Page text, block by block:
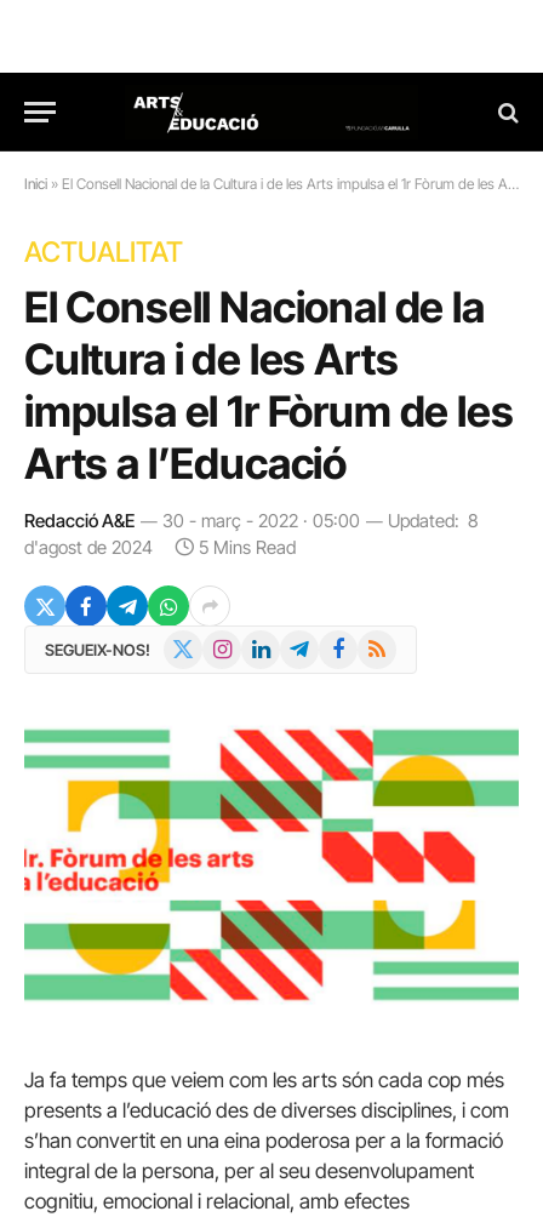
Inici » El Consell Nacional de la Cultura i de les Arts impulsa el 1r Fòrum de les Arts a l’Educació
ACTUALITAT
El Consell Nacional de la
Cultura i de les Arts
impulsa el 1r Fòrum de les
Arts a l’Educació
Redacció A&E 30 - març - 2022 · 05:00 Updated: 8
d'agost de 2024
5 Mins Read
SEGUEIX-NOS! InstagramLinkedInTelegramFacebook
RSS
Ja fa temps que veiem com les arts són cada cop més
presents a l’educació des de diverses disciplines, i com
s’han convertit en una eina poderosa per a la formació
integral de la persona, per al seu desenvolupament
cognitiu, emocional i relacional, amb efectes